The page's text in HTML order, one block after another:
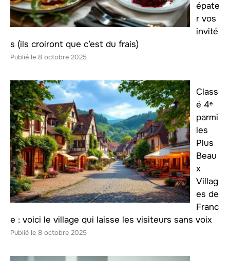
épate
r vos
invité
s (ils croiront que c’est du frais)
8 octobre 2025
Class
é 4ᵉ
parmi
les
Plus
Beau
x
Villag
es de
Franc
e : voici le village qui laisse les visiteurs sans voix
8 octobre 2025